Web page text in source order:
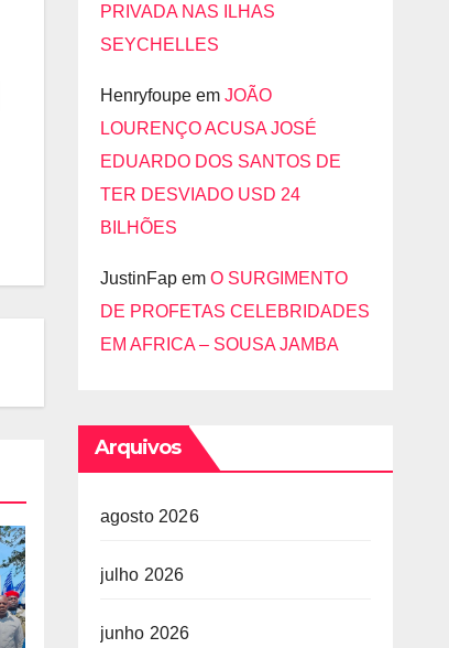
PRIVADA NAS ILHAS
SEYCHELLES
Henryfoupeem JOÃO
LOURENÇO ACUSA JOSÉ
EDUARDO DOS SANTOS DE
TER DESVIADO USD 24
BILHÕES
JustinFapem O SURGIMENTO
DE PROFETAS CELEBRIDADES
EM AFRICA – SOUSA JAMBA
Arquivos
agosto 2026
julho 2026
junho 2026